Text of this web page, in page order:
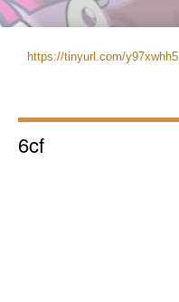
https://tinyurl.com/y97xwhh5
6cf